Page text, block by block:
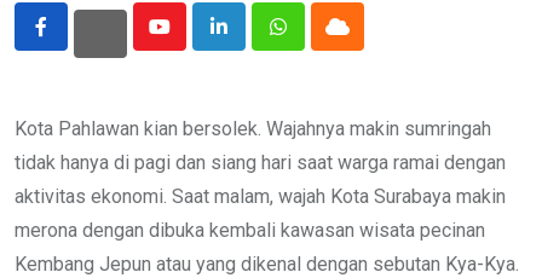
YoutubeLinkedInWhatsappCloud
Kota Pahlawan kian bersolek. Wajahnya makin sumringah
tidak hanya di pagi dan siang hari saat warga ramai dengan
aktivitas ekonomi. Saat malam, wajah Kota Surabaya makin
merona dengan dibuka kembali kawasan wisata pecinan
Kembang Jepun atau yang dikenal dengan sebutan Kya-Kya.